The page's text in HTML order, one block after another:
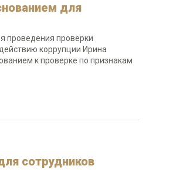
для
проведения проверки
коррупции Ирина
к проверке по признакам
сотрудников